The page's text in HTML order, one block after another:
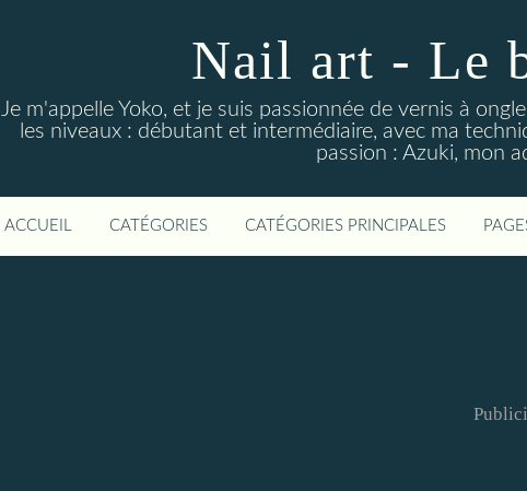
Nail art - Le
Je m'appelle Yoko, et je suis passionnée de vernis à
les niveaux : débutant et intermédiaire, avec ma
passion : Azuki, mon
ACCUEIL CATÉGORIES CATÉGORIES PRINCIPALES